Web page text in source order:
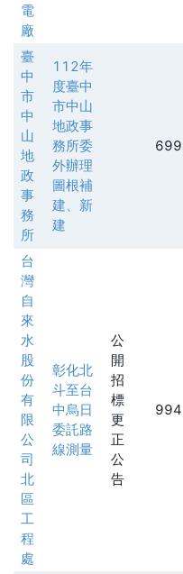
電
廠
臺
中
市
中
山
地
政
事
務
所
112年
度臺中
市中山
地政事
務所委
外辦理
圖根補
建、新
建
台
灣
自
來
水
股
份
有
限
公
司
北
區
工
程
處
彰化北
斗至台
中烏日
委託路
線測量
公
開
招
標
更
正
公
告